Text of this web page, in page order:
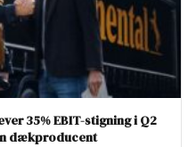
35% EBIT-stigning i Q2
dækproducent